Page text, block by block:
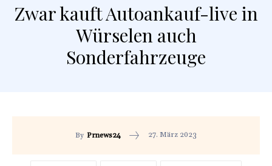
Zwar kauft Autoankauf-live in
Würselen auch
Sonderfahrzeuge
By Prnews24 27. März 2023